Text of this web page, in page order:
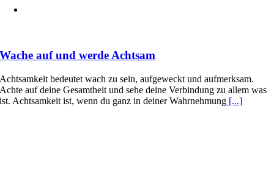
Wache auf und werde Achtsam
Achtsamkeit bedeutet wach zu sein, aufgeweckt und aufmerksam.
Achte auf deine Gesamtheit und sehe deine Verbindung zu allem was
ist. Achtsamkeit ist, wenn du ganz in deiner Wahrnehmung [...]